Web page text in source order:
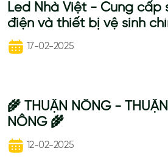
Led Nhà Việt - Cung cấp
điện và thiết bị vệ sinh
17-02-2025
🌾 THUẬN NÔNG -
NÔNG 🌾
12-02-2025